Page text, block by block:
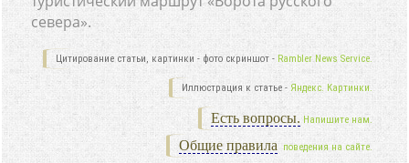
севера».
Цитирование статьи, картинки - фото скриншот - Rambler News Service.
Иллюстрация к статье - Яндекс. Картинки.
Есть вопросы. Напишите нам.
Общие правила поведения на сайте.